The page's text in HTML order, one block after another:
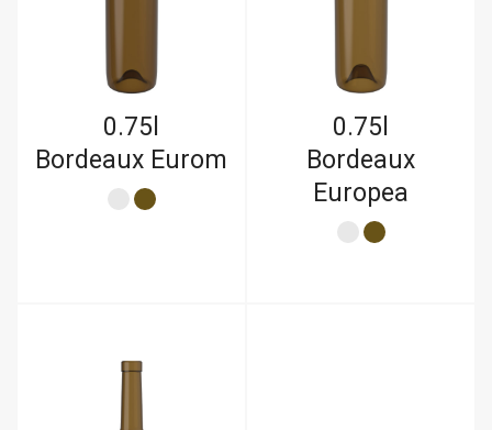
0.75l
Bordeaux Eurom
0.75l
Bordeaux
Europea